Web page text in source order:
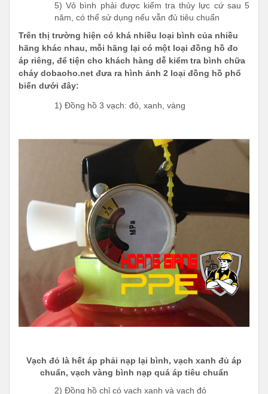
5) Vỏ bình phải được kiểm tra thủy lực cứ sau 5
năm, có thể sử dụng nếu vẫn đủ tiêu chuẩn
Trên thị trường hiện có khá nhiều loại bình của nhiều
hãng khác nhau, mỗi hãng lại có một loại đồng hồ đo
áp riêng, để tiện cho khách hàng dễ kiểm tra bình chữa
cháy dobaoho.net đưa ra hình ảnh 2 loại đồng hồ phổ
biến dưới đây:
1) Đồng hồ 3 vạch: đỏ, xanh, vàng
Vạch đỏ là hết áp phải nạp lại bình, vạch xanh đủ áp
chuẩn, vạch vàng bình nạp quá áp tiêu chuẩn
2) Đồng hồ chỉ có vạch xanh và vạch đỏ